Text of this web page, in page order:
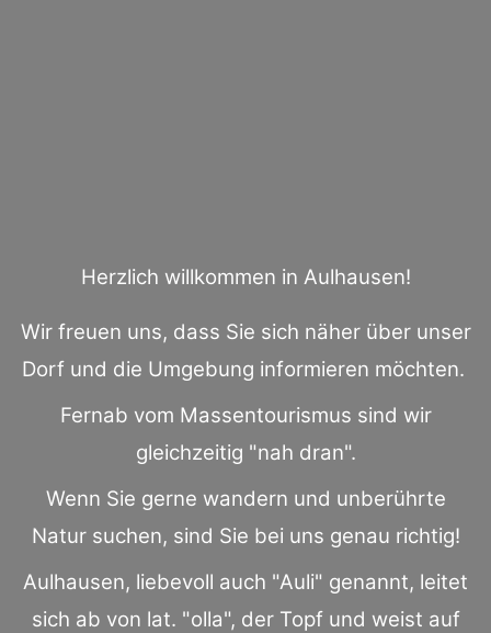
Herzlich willkommen in Aulhausen!
Wir freuen uns, dass Sie sich näher über unser
Dorf und die Umgebung informieren möchten.
Fernab vom Massentourismus sind wir
gleichzeitig "nah dran".
Wenn Sie gerne wandern und unberührte
Natur suchen, sind Sie bei uns genau richtig!
Aulhausen, liebevoll auch "Auli" genannt, leitet
sich ab von lat. "olla", der Topf und weist auf